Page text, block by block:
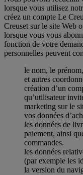
lorsque vous utilisez
créez un compte Le
Creuset sur le site Web
lorsque vous vous
fonction de votre
personnelles peuvent
le nom, le
et autres
création d’un
qu’utilisateur
marketing sur le
vos données
les données de
paiement, ainsi
commandes.
les données
(par exemple les
la version du